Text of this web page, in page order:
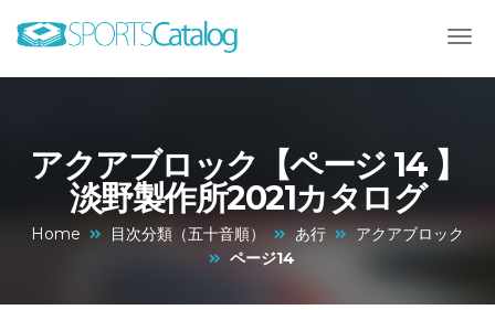
アクアブロック【ページ 14 】
淡野製作所2021カタログ
Home 目次分類（五十音順） あ行
アクアブロック
ページ14